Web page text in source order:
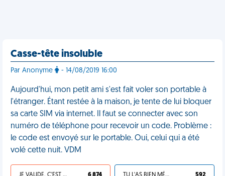
Casse-tête insoluble
Par Anonyme - 14/08/2019 16:00
Aujourd'hui, mon petit ami s'est fait voler son portable à
l'étranger. Étant restée à la maison, je tente de lui bloquer
sa carte SIM via internet. Il faut se connecter avec son
numéro de téléphone pour recevoir un code. Problème :
le code est envoyé sur le portable. Oui, celui qui a été
volé cette nuit. VDM